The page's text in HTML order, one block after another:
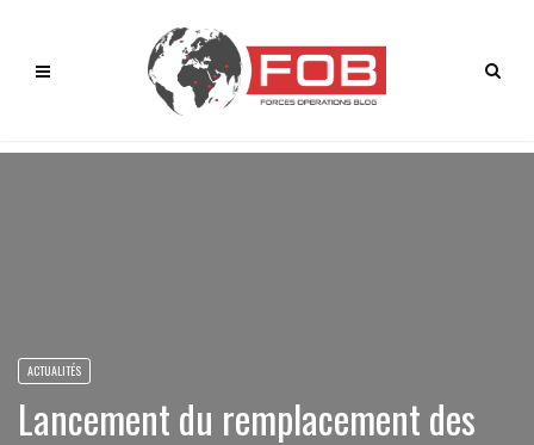
ACTUALITÉS
Lancement du remplacement des